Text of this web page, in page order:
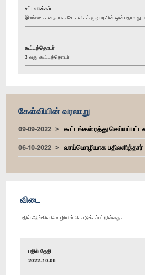
சட்டவாக்கம்
இலங்கை சனநாயக சோசலிசக் குடியரசின் ஒன்பதாவது
கூட்டத்தொடர்
3 வது கூட்டத்தொடர்
கேள்வியின் வரலாறு
09-09-2022
கூட்டங்கள் ரத்து
06-10-2022
வாய்மொழியாக பதிலளித்தார்
விடை
பதில் ஆங்கில மொழியில் கொடுக்கப்பட்டுள்ளது.
பதில் தேதி
2022-10-06